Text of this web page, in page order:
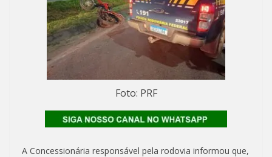
Foto: PRF
A Concessionária responsável pela rodovia informou que,